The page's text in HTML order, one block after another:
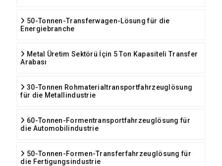
50-Tonnen-Transferwagen-Lösung für die
Energiebranche
Metal Üretim Sektörü İçin 5 Ton Kapasiteli Transfer
Arabası
30-Tonnen Rohmaterialtransportfahrzeuglösung
für die Metallindustrie
60-Tonnen-Formentransportfahrzeuglösung für
die Automobilindustrie
50-Tonnen-Formen-Transferfahrzeuglösung für
die Fertigungsindustrie